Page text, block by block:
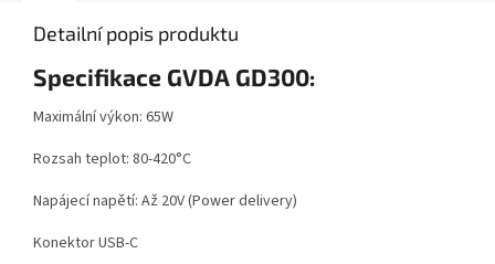
Detailní popis produktu
Specifikace GVDA GD300:
Maximální výkon: 65W
Rozsah teplot: 80-420°C
Napájecí napětí: Až 20V (Power delivery)
Konektor USB-C